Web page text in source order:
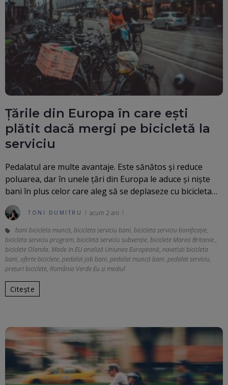
Țările din Europa în care ești
plătit dacă mergi pe bicicletă la
serviciu
Pedalatul are multe avantaje. Este sănătos și reduce
poluarea, dar în unele țări din Europa le aduce și niște
bani în plus celor care aleg să se deplaseze cu bicicleta…
TONI DUMITRU acum 2 ani
bani bicicleta muncă, bicicleta serviciu bani, bicicleta serviciu bonificație,
bicicleta serviciu program, bicicletă serviciu subvenție, biciclete Marea Britanie.,
biciclete Olanda, Made In EU analiză Uniunea Europeană, navetiști bicicleta
bani, oferte biciclete, pedalat job bani, pedalat muncă bani, pedalat serviciu,
prețuri biciclete, România Verde Eu și mediul
Citește